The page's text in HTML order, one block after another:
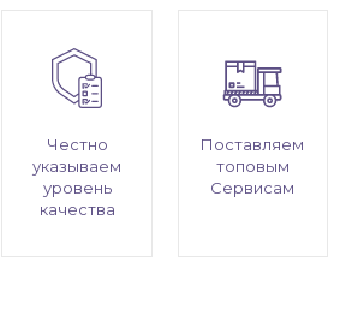
Честно
указываем
уровень
качества
Поставляем
топовым
Сервисам